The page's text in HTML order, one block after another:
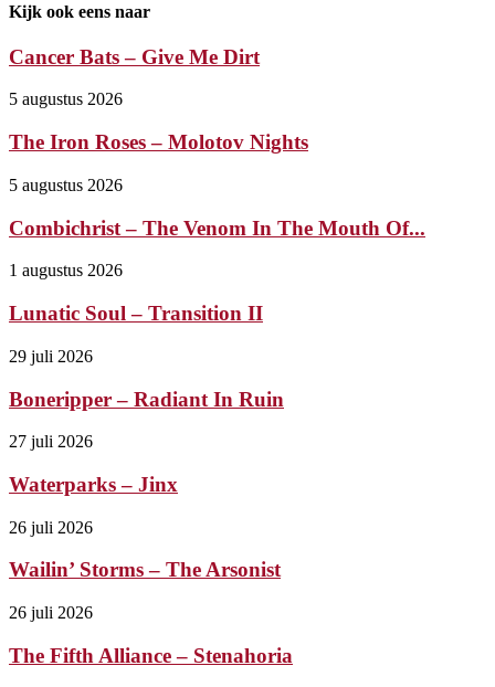
Kijk ook eens naar
Cancer Bats – Give Me Dirt
5 augustus 2026
The Iron Roses – Molotov Nights
5 augustus 2026
Combichrist – The Venom In The Mouth Of...
1 augustus 2026
Lunatic Soul – Transition II
29 juli 2026
Boneripper – Radiant In Ruin
27 juli 2026
Waterparks – Jinx
26 juli 2026
Wailin’ Storms – The Arsonist
26 juli 2026
The Fifth Alliance – Stenahoria